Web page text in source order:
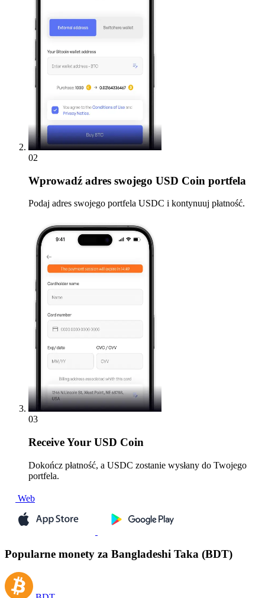
02
Wprowadź adres swojego USD Coin portfela
Podaj adres swojego portfela USDC i kontynuuj płatność.
03
ReceiveYour USD Coin
Dokończ płatność, a USDC zostanie wysłany do Twojego
portfela.
Web
Popularne monety za Bangladeshi Taka (BDT)